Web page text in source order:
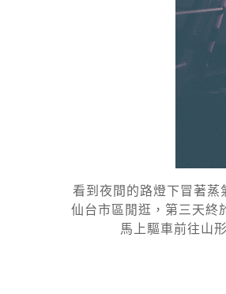
看到夜間的路燈下冒著
仙台市區閒逛，第三天終
馬上驅車前往山